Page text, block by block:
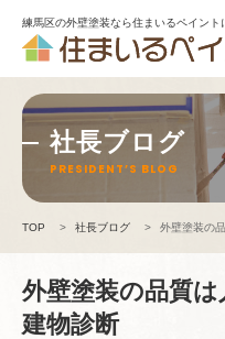
練馬区の外壁塗装なら住まいるペイント
社長ブログ
PRESIDENT’S BLOG
TOP > 社長ブログ > 外壁塗装の
外壁塗装の品質
建物診断